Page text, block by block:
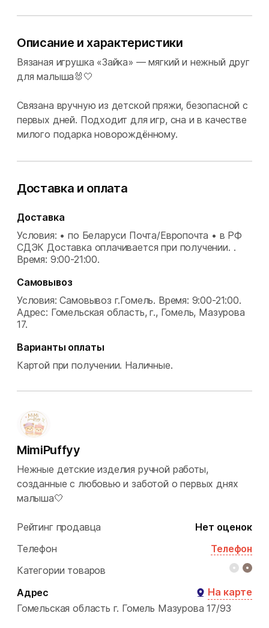
Описание и характеристики
Вязаная игрушка «Зайка» — мягкий и нежный друг
для малыша🐰🤍
Связана вручную из детской пряжи, безопасной с
первых дней. Подходит для игр, сна и в качестве
милого подарка новорождённому.
Доставка и оплата
Доставка
Условия: • по Беларуси Почта/Европочта • в РФ
СДЭК Доставка оплачивается при получении. .
Время: 9:00-21:00.
Самовывоз
Условия: Самовывоз г.Гомель. Время: 9:00-21:00.
Адрес: Гомельская область, г., Гомель, Мазурова
17.
Варианты оплаты
Картой при получении. Наличные.
MimiPuffyy
Нежные детские изделия ручной работы,
созданные с любовью и заботой о первых днях
малыша🤍
Рейтинг продавца
Нет оценок
Телефон
Телефон
Категории товаров
Адрес
На карте
Гомельская область г. Гомель Мазурова 17/93